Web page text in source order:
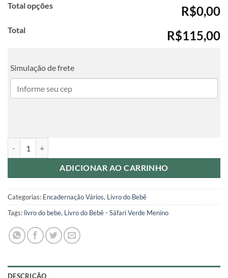
Total opções R$0,00
Total R$115,00
Simulação de frete
ADICIONAR AO CARRINHO
Categorias: Encadernação Vários, Livro do Bebê
Tags: livro do bebe, Livro do Bebê - Sáfari Verde Menino
DESCRIÇÃO